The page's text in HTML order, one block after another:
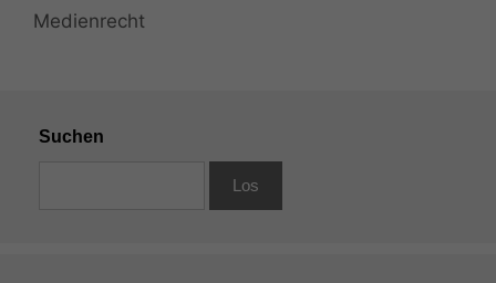
Medienrecht
Suchen